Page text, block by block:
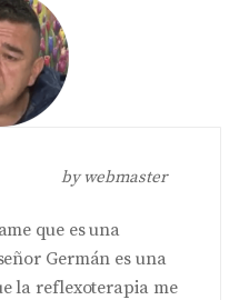
bywebmaster
que es una
Germán es una
la reflexoterapia me